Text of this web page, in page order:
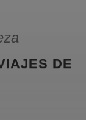
DE